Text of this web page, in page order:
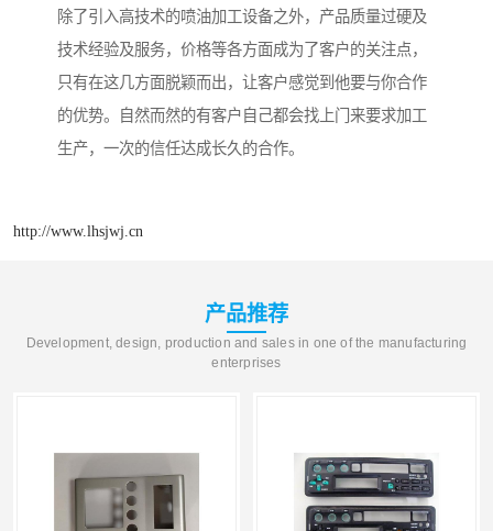
除了引入高技术的喷油加工设备之外，产品质量过硬及
技术经验及服务，价格等各方面成为了客户的关注点，
只有在这几方面脱颖而出，让客户感觉到他要与你合作
的优势。自然而然的有客户自己都会找上门来要求加工
生产，一次的信任达成长久的合作。
http://www.lhsjwj.cn
产品推荐
Development, design, production and sales in one of the manufacturing
enterprises